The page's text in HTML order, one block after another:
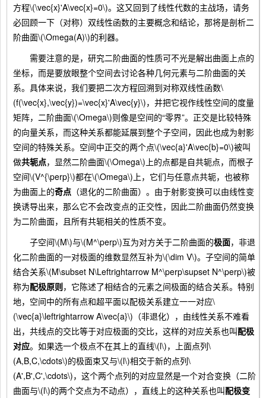
方程\(\vec{x}'A\vec{x}=0\)。这又回到了线性代数的主战场，请务
必回顾一下（对称）双线性函数的主要概念和结论，那将是剖析二
阶曲面\(\Omega(A)\)的利器。
需要注意的是，研究二阶曲面的性质可不光是解出曲面上点的
坐标，而是要放眼整个空间去讨论各种几何元素与二阶曲面的关
系。具体来说，我们要把二次方程回溯到对称双线性函数\
(f(\vec{x},\vec{y})=\vec{x}'A\vec{y}\)，并把它视作线性空间的度量
矩阵，二阶曲面\(\Omega\)则像是空间的“零界”。正交是比较特殊
的向量关系，而这种关系都能延展到整个子空间，因此也成为射影
空间的特殊关系。空间中正交的两个点\(\vec{a}'A\vec{b}=0\)被叫
做共轭点，显然二阶曲面\(\Omega\)上的点都是自共轭点，而根子
空间\(V^{\perp}\)都在\(\Omega\)上，它们与任意点共轭，也被称
为曲面上的奇点 （退化的二阶曲面）。由于射影变换可以由线性变
换诱导出来，那么它不会改变点的正交性，因此二阶曲面仍然变换
为二阶曲面，且所有共轭相关的性质不变。
子空间\(M\)与\(M^\perp\)互为对方关于二阶曲面的极面，非退
化二阶曲面的一对极面的维数显然互补为\(\dim V\)。子空间的简单
结合关系\(M\subset N\Leftrightarrow M^\perp\supset N^\perp\)被
称为配极原则，它陈述了相结合的元素之间极面的结合关系。特别
地，空间中的所有点和超平面以配极关系建立一一对应\
(\vec{a}\leftrightarrow A\vec{a}\)（非退化），由线性关系不难看
出，共线点的交比等于对应极面的交比，这样的对应关系也叫配极
对应。如果选一个极点不在其上的直线\(l\)，上面点列\
(A,B,C,\cdots\)的极面束又与\(l\)相交于新的点列\
(A',B',C',\cdots\)，这个两个点列的对应显然是一个对合变换（二阶
曲面与\(l\)的两个交点为不动点），直线上的这种关系也叫配极变